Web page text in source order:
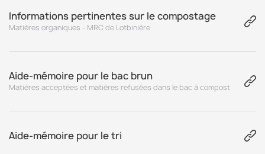
Informations pertinentes sur le compostage
Matières organiques - MRC de Lotbinière
Aide-mémoire pour le bac brun
Matières acceptées et matières refusées dans le bac à compost
Aide-mémoire pour le tri